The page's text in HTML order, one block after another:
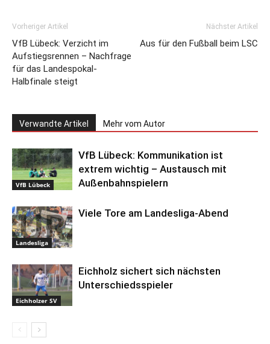
Vorheriger Artikel
VfB Lübeck: Verzicht im
Aufstiegsrennen – Nachfrage
für das Landespokal-
Halbfinale steigt
Nächster Artikel
Aus für den Fußball beim LSC
Verwandte Artikel Mehr vom Autor
VfB Lübeck
VfB Lübeck: Kommunikation ist
extrem wichtig – Austausch mit
Außenbahnspielern
Landesliga
Viele Tore am Landesliga-Abend
Eichholzer SV
Eichholz sichert sich nächsten
Unterschiedsspieler